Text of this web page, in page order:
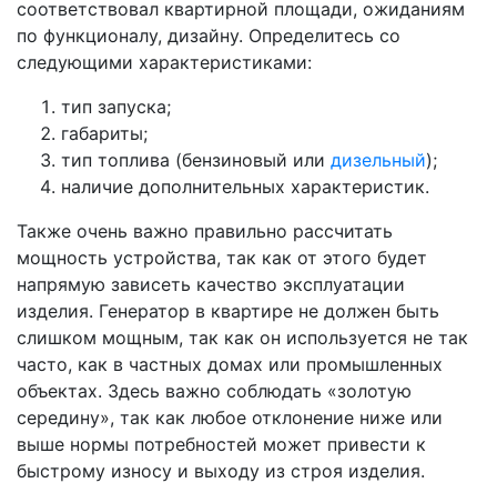
соответствовал квартирной площади, ожиданиям
по функционалу, дизайну. Определитесь со
следующими характеристиками:
тип запуска;
габариты;
тип топлива (бензиновый или дизельный);
наличие дополнительных характеристик.
Также очень важно правильно рассчитать
мощность устройства, так как от этого будет
напрямую зависеть качество эксплуатации
изделия. Генератор в квартире не должен быть
слишком мощным, так как он используется не так
часто, как в частных домах или промышленных
объектах. Здесь важно соблюдать «золотую
середину», так как любое отклонение ниже или
выше нормы потребностей может привести к
быстрому износу и выходу из строя изделия.